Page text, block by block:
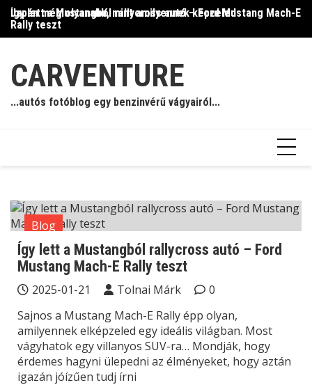
Skip
content
Így lett a Mustangból rallycross autó – Ford Mustang Mach-E
Rally teszt
Japán még olyanabb, mint amilyennek képzeled
CARVENTURE
...autós fotóblog egy benzinvérű vágyairól...
Blog
Így lett a Mustangból rallycross autó – Ford
Mustang Mach-E Rally teszt
2025-01-21 Tolnai Márk
0
Sajnos a Mustang Mach-E Rally épp olyan,
amilyennek elképzeled egy ideális világban. Most
vágyhatok egy villanyos SUV-ra… Mondják, hogy
érdemes hagyni ülepedni az élményeket, hogy aztán
igazán jóízűen tudj írni